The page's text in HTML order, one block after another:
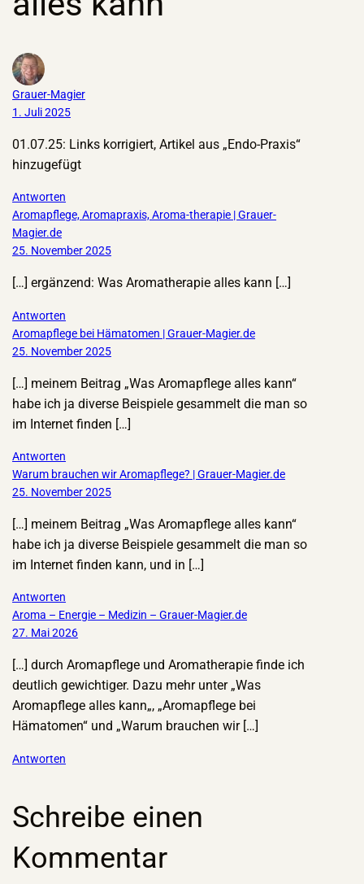
Grauer-Magier
1. Juli 2025
01.07.25: Links korrigiert, Artikel aus „Endo-Praxis“
hinzugefügt
Antworten
Aromapflege, Aromapraxis, Aroma-therapie | Grauer-
Magier.de
25. November 2025
[…] ergänzend: Was Aromatherapie alles kann […]
Antworten
Aromapflege bei Hämatomen | Grauer-Magier.de
25. November 2025
[…] meinem Beitrag „Was Aromapflege alles kann“
habe ich ja diverse Beispiele gesammelt die man so
im Internet finden […]
Antworten
Warum brauchen wir Aromapflege? | Grauer-Magier.de
25. November 2025
[…] meinem Beitrag „Was Aromapflege alles kann“
habe ich ja diverse Beispiele gesammelt die man so
im Internet finden kann, und in […]
Antworten
Aroma – Energie – Medizin – Grauer-Magier.de
27. Mai 2026
[…] durch Aromapflege und Aromatherapie finde ich
deutlich gewichtiger. Dazu mehr unter „Was
Aromapflege alles kann„, „Aromapflege bei
Hämatomen“ und „Warum brauchen wir […]
Antworten
Schreibe einen
Kommentar